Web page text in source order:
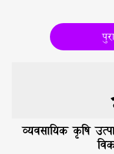
व्यवसायिक कृषि